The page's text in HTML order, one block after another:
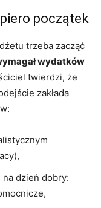
początek
trzeba zacząć
wydatków
twierdzi, że
zakłada
dzień dobry: